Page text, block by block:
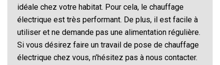
idéale chez votre habitat. Pour cela, le chauffage
électrique est très performant. De plus, il est facile à
utiliser et ne demande pas une alimentation régulière.
Si vous désirez faire un travail de pose de chauffage
électrique chez vous, n’hésitez pas à nous contacter.